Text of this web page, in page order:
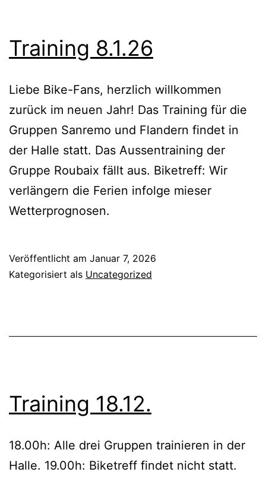
Training 8.1.26
Liebe Bike-Fans, herzlich willkommen
zurück im neuen Jahr! Das Training für die
Gruppen Sanremo und Flandern findet in
der Halle statt. Das Aussentraining der
Gruppe Roubaix fällt aus. Biketreff: Wir
verlängern die Ferien infolge mieser
Wetterprognosen.
Veröffentlicht am Januar 7, 2026
Kategorisiert als Uncategorized
Training 18.12.
18.00h: Alle drei Gruppen trainieren in der
Halle. 19.00h: Biketreff findet nicht statt.